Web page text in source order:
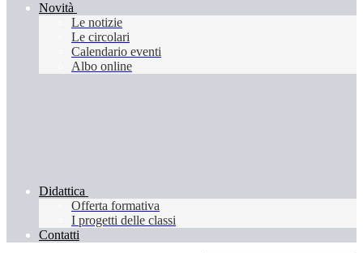
Novità
Le notizie
Le circolari
Calendario eventi
Albo online
Didattica
Offerta formativa
I progetti delle classi
Contatti